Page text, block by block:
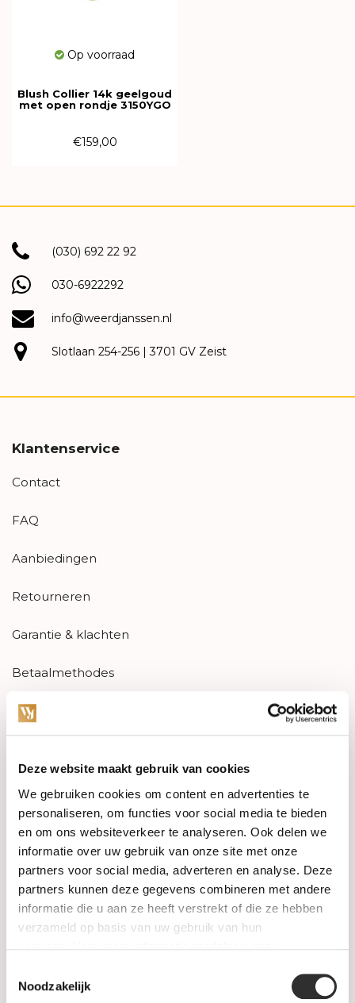
Deze website maakt gebruik van cookies
We gebruiken cookies om content en advertenties te
personaliseren, om functies voor social media te bieden
en om ons websiteverkeer te analyseren. Ook delen we
informatie over uw gebruik van onze site met onze
partners voor social media, adverteren en analyse. Deze
partners kunnen deze gegevens combineren met andere
informatie die u aan ze heeft verstrekt of die ze hebben
verzameld op basis van uw gebruik van hun
Noodzakelijk
Op voorraad
Blush Collier 14k geelgoud
met open rondje 3150YGO
€159,00
(030) 692 22 92
030-6922292
info@weerdjanssen.nl
Slotlaan 254-256 | 3701 GV Zeist
Klantenservice
Contact
FAQ
Aanbiedingen
Retourneren
Garantie & klachten
Betaalmethodes
Sitemap
Categorieën
Horloges
Juwelen
Trouwringen
PRE-OWNED
Informatie